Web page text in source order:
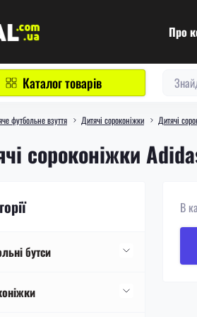
Про
Каталог товарів
футбольне взуття Дитячі сороконіжки Дитячі
сороконіжки
бутси
бутси Nike
В